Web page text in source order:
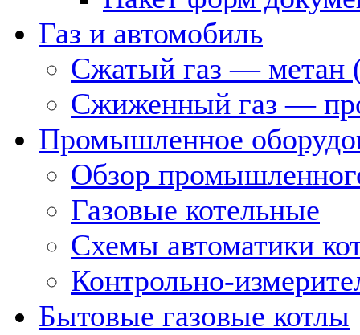
Газ и автомобиль
Сжатый газ — метан
Сжиженный газ —
Промышленное
Обзор
Газовые котельные
Схемы автоматики
Контрольно-
Бытовые газовые котлы